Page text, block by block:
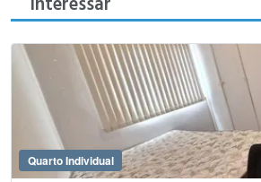
Quarto Individual